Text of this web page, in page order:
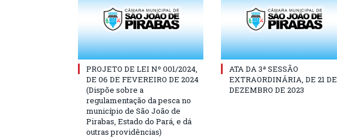
PROJETO DE LEI Nº 001/2024,
DE 06 DE FEVEREIRO DE 2024
(Dispõe sobre a
regulamentação da pesca no
município de São João de
Pirabas, Estado do Pará, e dá
outras providências)
ATA DA 3ª SESSÃO
EXTRAORDINÁRIA, DE 21 DE
DEZEMBRO DE 2023